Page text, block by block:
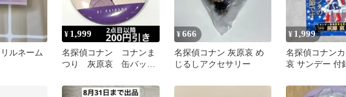
ルネーム
¥ 1,999
名探偵コナン コナンま
つり 灰原哀 缶バッ
取
¥666
名探偵コナン 灰原哀 め
じるしアクセサリー
¥ 1,999
名探偵コナン
哀 サンデー 付